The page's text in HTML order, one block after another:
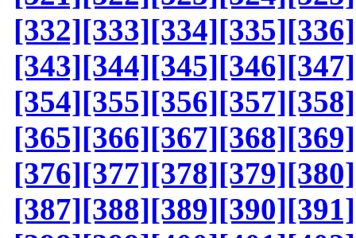
[332][333][334][335][336]
[343][344][345][346][347]
[354][355][356][357][358]
[365][366][367][368][369]
[376][377][378][379][380]
[387][388][389][390][391]